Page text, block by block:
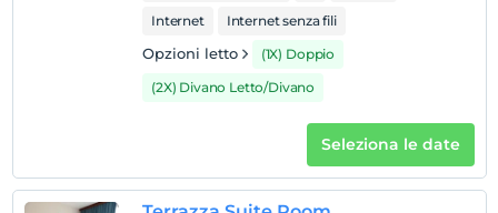
Internet
Internet senza fili
Opzioni letto
(1X) Doppio
(2X) Divano Letto/Divano
Seleziona le date